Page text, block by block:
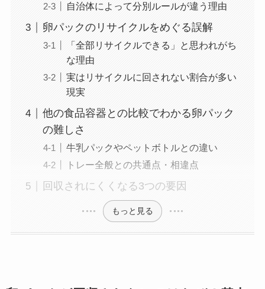
自治体によって分別ルールが違う理由
卵パックのリサイクルをめぐる誤解
「全部リサイクルできる」と思われがち
な理由
実はリサイクルに回されない割合が多い
現実
他の食品容器との比較でわかる卵パック
の難しさ
牛乳パックやペットボトルとの違い
トレー全般との共通点・相違点
回収されにくくなる3つの要因
もっと見る